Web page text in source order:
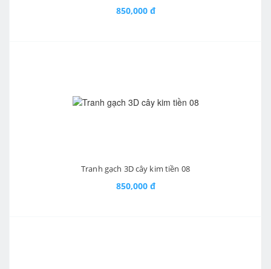
850,000 đ
Tranh gạch 3D cây kim tiền 08
850,000 đ